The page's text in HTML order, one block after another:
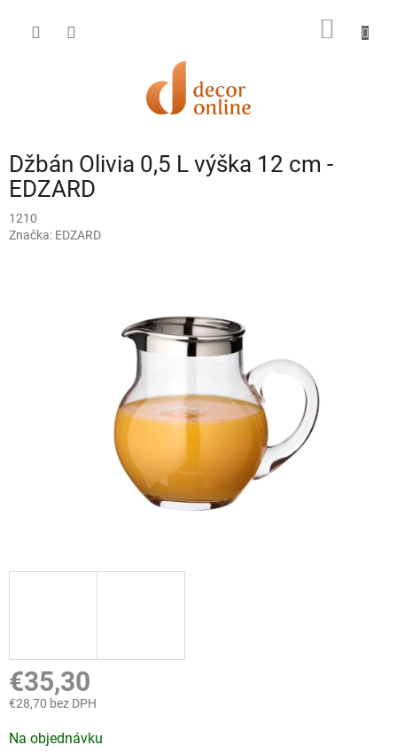
obsah
Džbán Olivia 0,5 L výška 12 cm -
EDZARD
1210
Značka: EDZARD
€35,30
€28,70 bez DPH
cena:
Na objednávku